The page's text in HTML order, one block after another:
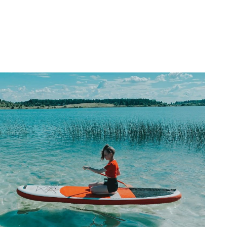
eine Partner-Provision.